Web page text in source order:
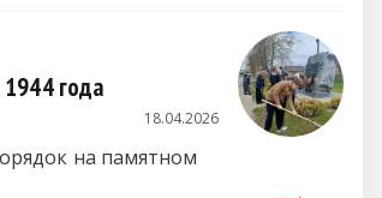
года
18.04.2026
на памятном